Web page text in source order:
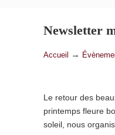
Newsletter
Accueil →
Le retour des
printemps fleure
soleil, nous